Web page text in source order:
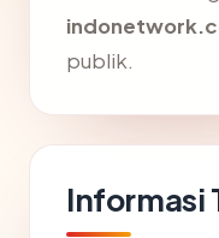
publik.
Informasi